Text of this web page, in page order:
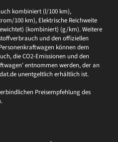
kombiniert (l/100 km),
100 km), Elektrische Reichweite
(kombiniert) (g/km). Weitere
und den offiziellen
können dem
die CO2-Emissionen und den
entnommen werden, der an
unentgeltlich erhältlich ist.
Preisempfehlung des